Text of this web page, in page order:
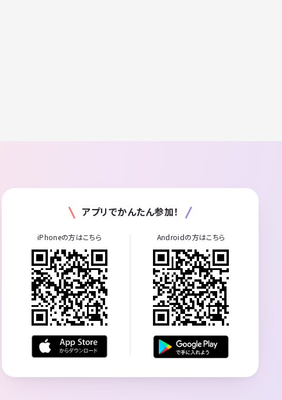
アプリでかんたん参加！
iPhoneの方はこちら Androidの方はこちら